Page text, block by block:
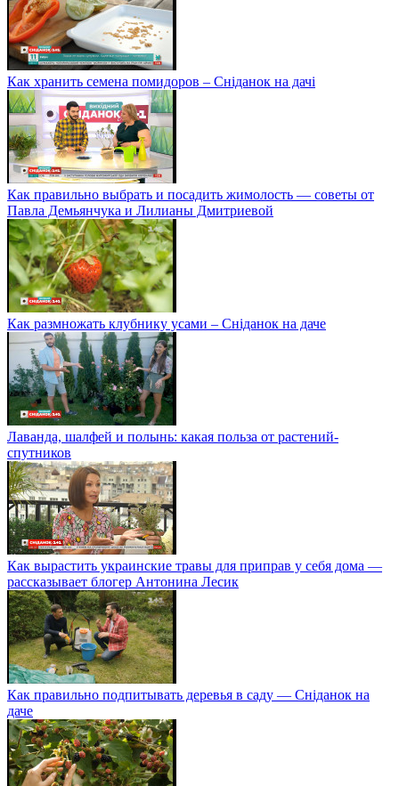
Как хранить семена помидоров – Сніданок на дачі
Как правильно выбрать и посадить жимолость — советы от
Павла Демьянчука и Лилианы Дмитриевой
Как размножать клубнику усами – Сніданок на даче
Лаванда, шалфей и полынь: какая польза от растений-
спутников
Как вырастить украинские травы для приправ у себя дома —
рассказывает блогер Антонина Лесик
Как правильно подпитывать деревья в саду — Сніданок на
даче